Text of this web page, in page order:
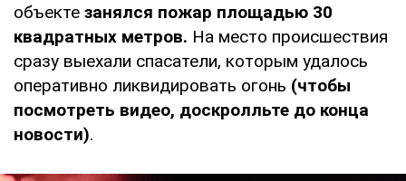
объекте занялся пожар площадью 30
квадратных метров. На место происшествия
сразу выехали спасатели, которым удалось
оперативно ликвидировать огонь (чтобы
посмотреть видео, доскролльте до конца
новости).